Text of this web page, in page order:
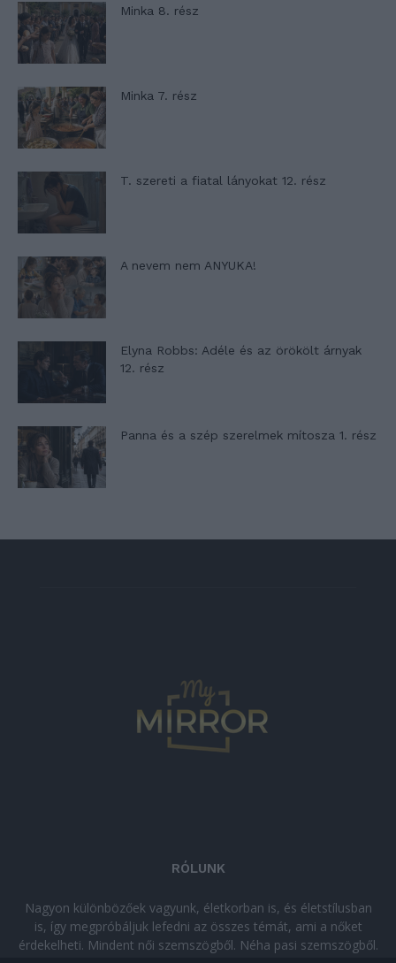
Minka 8. rész
Minka 7. rész
T. szereti a fiatal lányokat 12. rész
A nevem nem ANYUKA!
Elyna Robbs: Adéle és az örökölt árnyak
12. rész
Panna és a szép szerelmek mítosza 1. rész
RÓLUNK
Nagyon különbözőek vagyunk, életkorban is, és életstílusban
is, így megpróbáljuk lefedni az összes témát, ami a nőket
érdekelheti. Mindent női szemszögből. Néha pasi szemszögből.